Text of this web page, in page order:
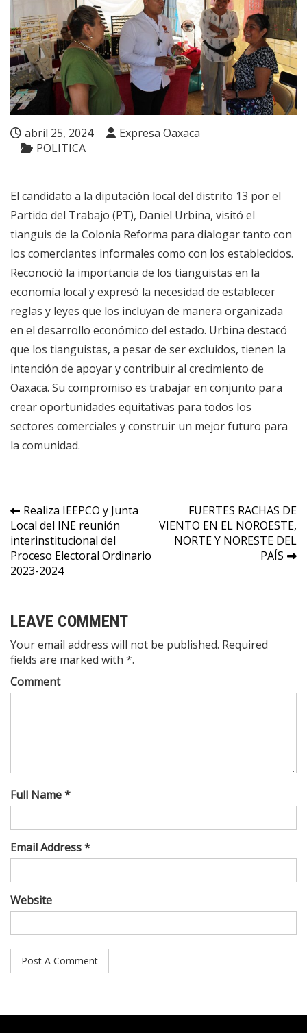
abril 25, 2024
Expresa Oaxaca
POLITICA
El candidato a la diputación local del distrito 13 por el
Partido del Trabajo (PT), Daniel Urbina, visitó el
tianguis de la Colonia Reforma para dialogar tanto con
los comerciantes informales como con los establecidos.
Reconoció la importancia de los tianguistas en la
economía local y expresó la necesidad de establecer
reglas y leyes que los incluyan de manera organizada
en el desarrollo económico del estado. Urbina destacó
que los tianguistas, a pesar de ser excluidos, tienen la
intención de apoyar y contribuir al crecimiento de
Oaxaca. Su compromiso es trabajar en conjunto para
crear oportunidades equitativas para todos los
sectores comerciales y construir un mejor futuro para
la comunidad.
Navegación
de
entradas
Realiza IEEPCO y Junta
Local del INE reunión
interinstitucional del
Proceso Electoral Ordinario
2023-2024
FUERTES RACHAS DE
VIENTO EN EL NOROESTE,
NORTE Y NORESTE DEL
PAÍS
LEAVE COMMENT
Your email address will not be published. Required
fields are marked with *.
Comment
Full Name *
Email Address *
Website